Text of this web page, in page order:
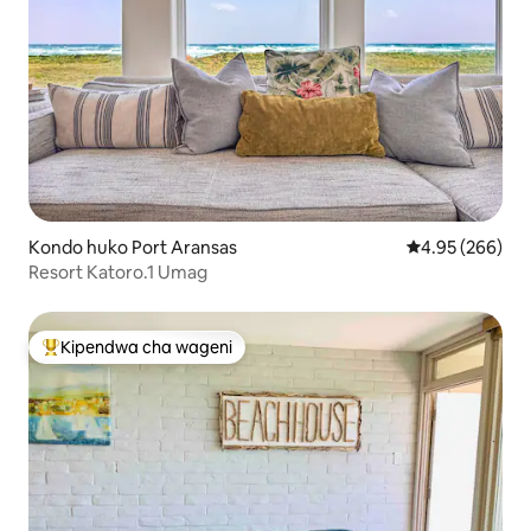
Kondo huko Port Aransas Ukadiriaji wa
4.95 (266)
Resort Katoro.1 Umag
Kipendwa maarufu cha wageni
Kipendwa cha wageni